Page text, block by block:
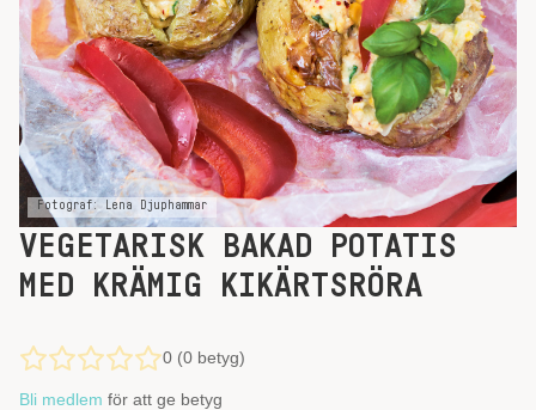
Fotograf: Lena Djuphammar
VEGETARISK BAKAD POTATIS
MED KRÄMIG KIKÄRTSRÖRA
0 (0 betyg)
Bli medlem för att ge betyg